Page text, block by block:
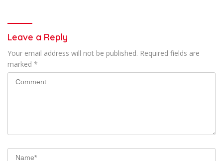
Leave a Reply
Your email address will not be published. Required fields are
marked *